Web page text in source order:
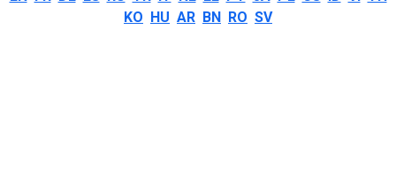
KO HU AR BN RO SV